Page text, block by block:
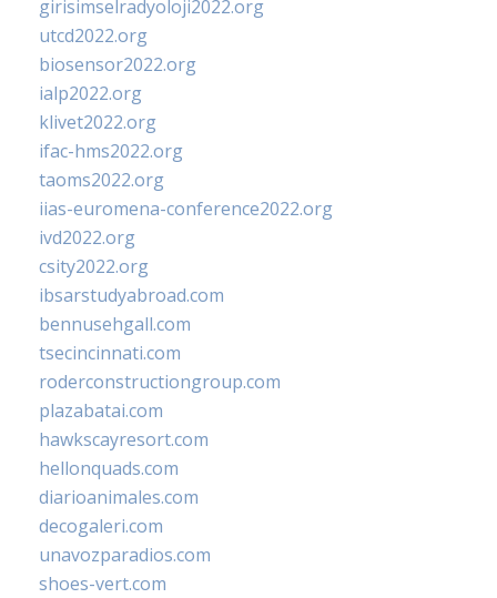
girisimselradyoloji2022.org
utcd2022.org
biosensor2022.org
ialp2022.org
klivet2022.org
ifac-hms2022.org
taoms2022.org
iias-euromena-conference2022.org
ivd2022.org
csity2022.org
ibsarstudyabroad.com
bennusehgall.com
tsecincinnati.com
roderconstructiongroup.com
plazabatai.com
hawkscayresort.com
hellonquads.com
diarioanimales.com
decogaleri.com
unavozparadios.com
shoes-vert.com